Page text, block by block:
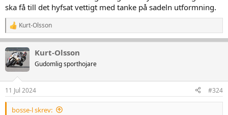
ska få till det hyfsat vettigt med tanke på sadeln utformning.
R
e
k
t
i
e
r
Kurt-Olsson
Kurt-Olsson
Gudomlig sporthojare
11 Jul 2024 #324
bosse-l skrev: